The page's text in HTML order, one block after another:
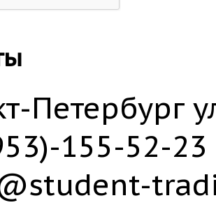
Петербург
155-52-23